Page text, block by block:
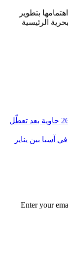
بتطوير
الرئيسية
سفينة ميرسك أيندهوفن تفقد 260 حاوية بعد تعطّل
آسيا بين يناير
Enter your